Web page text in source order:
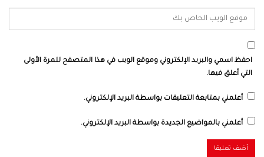
احفظ اسمي والبريد الإلكتروني وموقع الويب في هذا المتصفح للمرة الأولى
التي أعلق فيها.
أعلمني بمتابعة التعليقات بواسطة البريد الإلكتروني.
أعلمني بالمواضيع الجديدة بواسطة البريد الإلكتروني.